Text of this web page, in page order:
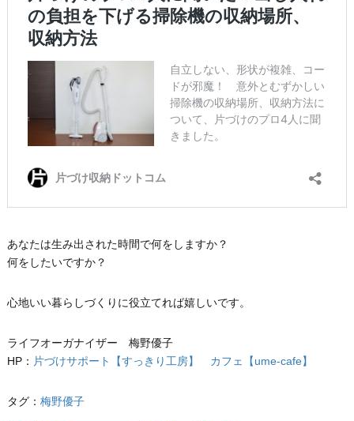
あなたは生み出された時間で何をしますか？
何をしたいですか？
心地いい暮らしづくりに役立てれば嬉しいです。
ライフオーガナイザー 梅野優子
HP： 片づけサポート【すっきり工房】 カフェ【ume-cafe】
タグ： 梅野優子